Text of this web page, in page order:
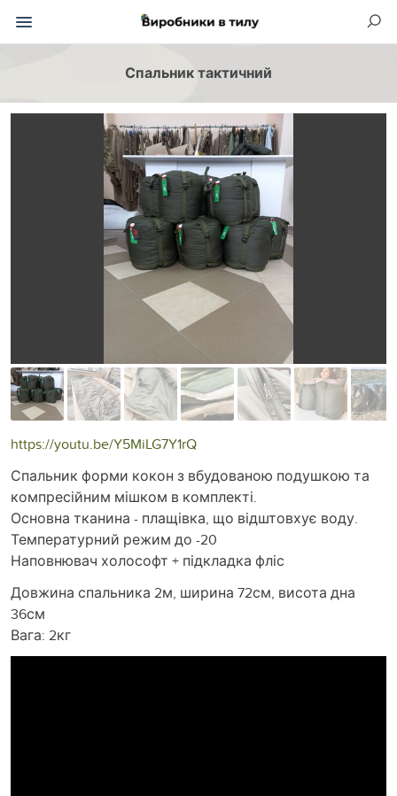
Спальник тактичний
https://youtu.be/Y5MiLG7Y1rQ
Спальник форми кокон з вбудованою подушкою та
компресійним мішком в комплекті.
Основна тканина - плащівка, що відштовхує воду.
Температурний режим до -20
Наповнювач холософт + підкладка фліс
Довжина спальника 2м, ширина 72см, висота дна
36см
Вага: 2кг